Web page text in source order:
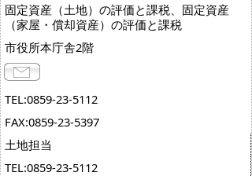
固定資産（土地）の評価と課税、固定資産
（家屋・償却資産）の評価と課税
市役所本庁舎2階
TEL:0859-23-5112
FAX:0859-23-5397
土地担当
TEL:0859-23-5112